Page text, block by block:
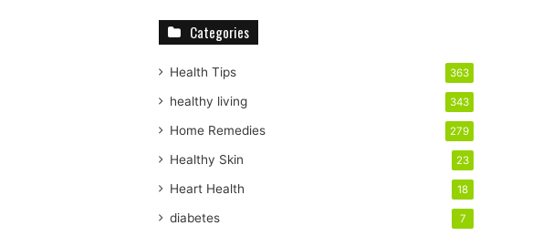
E
i
a
d
r
Categories
Health Tips 363
healthy living 343
Home Remedies 279
Healthy Skin 23
Heart Health 18
diabetes 7